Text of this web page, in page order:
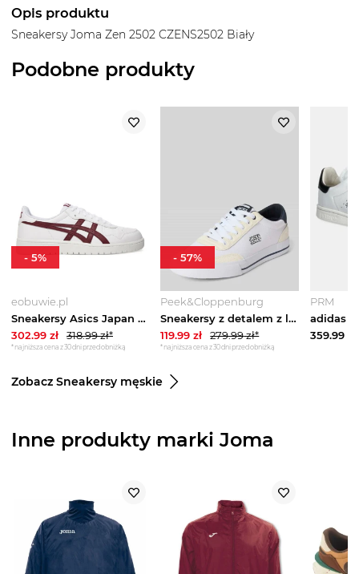
Opis produktu
Sneakersy Joma Zen 2502 CZENS2502 Biały
Podobne produkty
eobuwie.pl
Sneakersy Asics Japan S 1203A615 Biały
302.99 zł 318.99zł*
*najniższa cena z 30 dni przed obniżką
- 5%
Peek&Cloppenburg
Sneakersy z detalem z logo model ‘ROB’ Jack&Jones Biały
119.99 zł 279.99zł*
*najniższa cena z 30 dni przed obniżką
-57%
PRM
359.99zł
Zobacz Sneakersy męskie
Inne produkty marki Joma